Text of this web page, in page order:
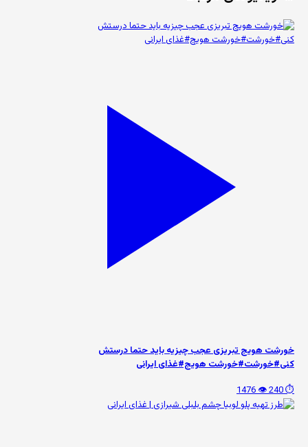
خورشت هویج تبریزی عجب چیزیه باید حتما درستش
کنی#خورشت#خورشت هویج#غذای ایرانی
⏱️ 240
👁️ 1476